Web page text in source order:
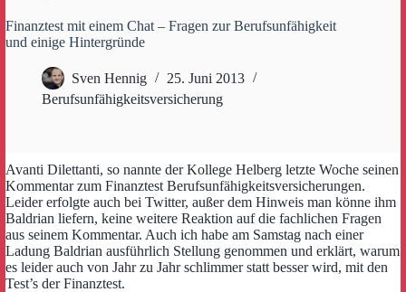
Finanztest mit einem Chat – Fragen zur Berufsunfähigkeit
und einige Hintergründe
Sven Hennig
25. Juni 2013
Berufsunfähigkeitsversicherung
Avanti Dilettanti, so nannte der Kollege Helberg letzte Woche seinen
Kommentar zum Finanztest Berufsunfähigkeitsversicherungen.
Leider erfolgte auch bei Twitter, außer dem Hinweis man könne ihm
Baldrian liefern, keine weitere Reaktion auf die fachlichen Fragen
aus seinem Kommentar. Auch ich habe am Samstag nach einer
Ladung Baldrian ausführlich Stellung genommen und erklärt, warum
es leider auch von Jahr zu Jahr schlimmer statt besser wird, mit den
Test’s der Finanztest.